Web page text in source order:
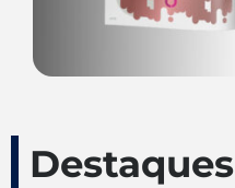
Destaques